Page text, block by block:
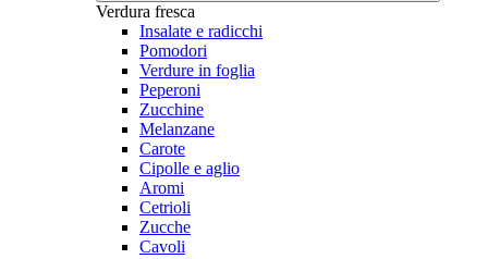
Verdura fresca
Insalate e radicchi
Pomodori
Verdure in foglia
Peperoni
Zucchine
Melanzane
Carote
Cipolle e aglio
Aromi
Cetrioli
Zucche
Cavoli